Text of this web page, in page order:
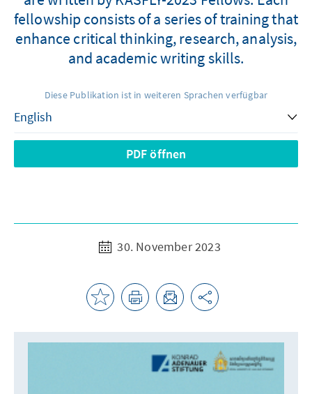
fellowship consists of a series of training that
enhance critical thinking, research, analysis,
and academic writing skills.
Diese Publikation ist in weiteren Sprachen verfügbar
PDF öffnen
30. November 2023